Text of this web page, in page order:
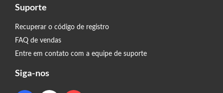
Suporte
Recuperar o código de registro
FAQ de vendas
Entre em contato com a equipe de suporte
Siga-nos